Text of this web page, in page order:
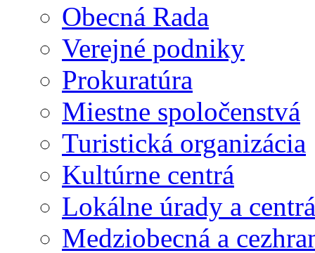
Obecná Rada
Verejné podniky
Prokuratúra
Miestne spoločenstvá
Turistická organizácia
Kultúrne centrá
Lokálne úrady a centrá
Medziobecná a